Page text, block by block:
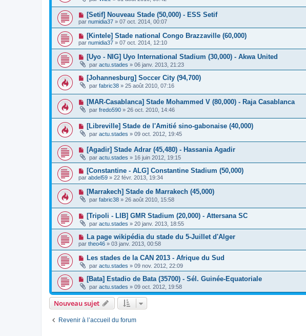
[Setif] Nouveau Stade (50,000) - ESS Setif
par numidia37 » 07 oct. 2014, 00:07
[Kintele] Stade national Congo Brazzaville (60,000)
par numidia37 » 07 oct. 2014, 12:10
[Uyo - NIG] Uyo International Stadium (30,000) - Akwa United
par actu.stades » 06 janv. 2013, 21:23
[Johannesburg] Soccer City (94,700)
par fabric38 » 25 août 2010, 07:16
[MAR-Casablanca] Stade Mohammed V (80,000) - Raja Casablanca
par fredo590 » 26 oct. 2010, 14:46
[Libreville] Stade de l'Amitié sino-gabonaise (40,000)
par actu.stades » 09 oct. 2012, 19:45
[Agadir] Stade Adrar (45,480) - Hassania Agadir
par actu.stades » 16 juin 2012, 19:15
[Constantine - ALG] Constantine Stadium (50,000)
par abdel59 » 22 févr. 2013, 19:34
[Marrakech] Stade de Marrakech (45,000)
par fabric38 » 26 août 2010, 15:58
[Tripoli - LIB] GMR Stadium (20,000) - Attersana SC
par actu.stades » 20 janv. 2013, 18:55
La page wikipédia du stade du 5-Juillet d'Alger
par theo46 » 03 janv. 2013, 00:58
Les stades de la CAN 2013 - Afrique du Sud
par actu.stades » 09 nov. 2012, 22:09
[Bata] Estadio de Bata (35700) - Sél. Guinée-Equatoriale
par actu.stades » 09 oct. 2012, 19:58
Nouveau sujet
Revenir à l’accueil du forum